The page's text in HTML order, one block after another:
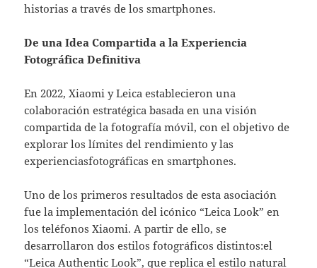
historias a través de los smartphones.
De una Idea Compartida a la Experiencia
Fotográfica Definitiva
En 2022, Xiaomi y Leica establecieron una
colaboración estratégica basada en una visión
compartida de la fotografía móvil, con el objetivo de
explorar los límites del rendimiento y las
experienciasfotográficas en smartphones.
Uno de los primeros resultados de esta asociación
fue la implementación del icónico “Leica Look” en
los teléfonos Xiaomi. A partir de ello, se
desarrollaron dos estilos fotográficos distintos:el
“Leica Authentic Look”, que replica el estilo natural